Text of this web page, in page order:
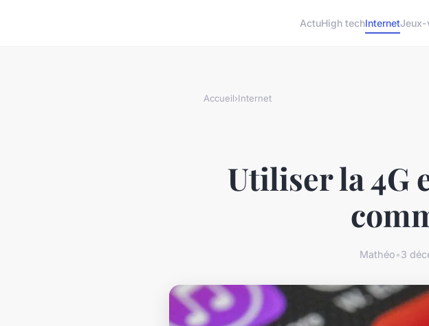
ActuHigh techInternetJeux-
Accueil›Internet
Utiliser la 4G
Mathéo•3